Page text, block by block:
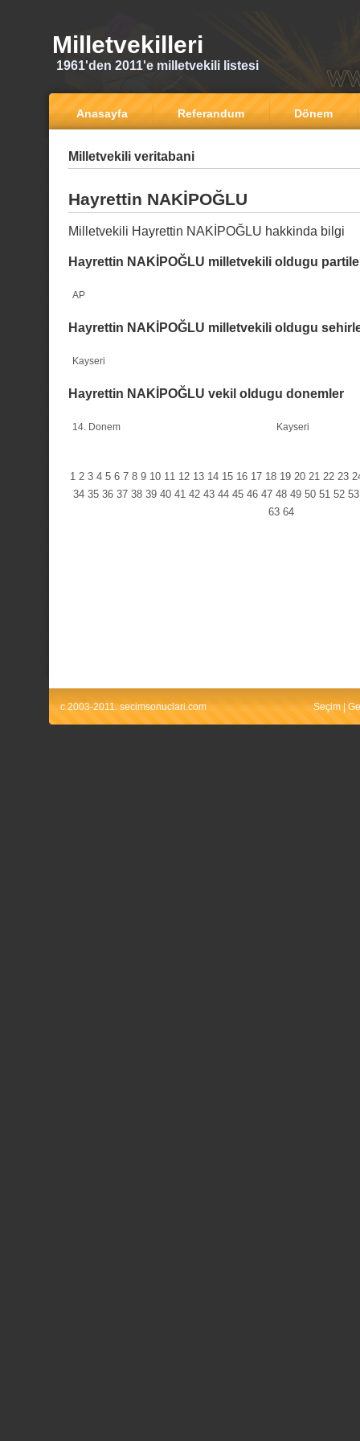
Milletvekilleri
1961'den 2011'e milletvekili listesi
Anasayfa Referandum Dönem
Milletvekili veritabani
Hayrettin NAKİPOĞLU
Milletvekili Hayrettin NAKİPOĞLU hakkinda bilgi
Hayrettin NAKİPOĞLU milletvekili oldugu
AP
Hayrettin NAKİPOĞLU milletvekili oldugu
Kayseri
Hayrettin NAKİPOĞLU vekil oldugu donemler
14. Donem Kayseri
1 2 3 4 5 6 7 8 9 10 11 12 13 14 15 16 17 18 19 20 21 22 23
34 35 36 37 38 39 40 41 42 43 44 45 46 47 48 49 50 51 52 53
63 64
c 2003-2011. secimsonuclari.com Seçim